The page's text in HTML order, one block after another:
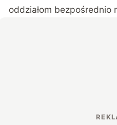
oddziałom bezpośrednio